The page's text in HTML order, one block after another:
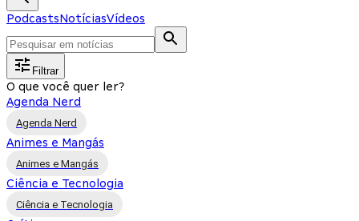
PodcastsNotíciasVídeos
Filtrar
O que você quer ler?
Agenda Nerd
Agenda Nerd
Animes e Mangás
Animes e Mangás
Ciência e Tecnologia
Ciência e Tecnologia